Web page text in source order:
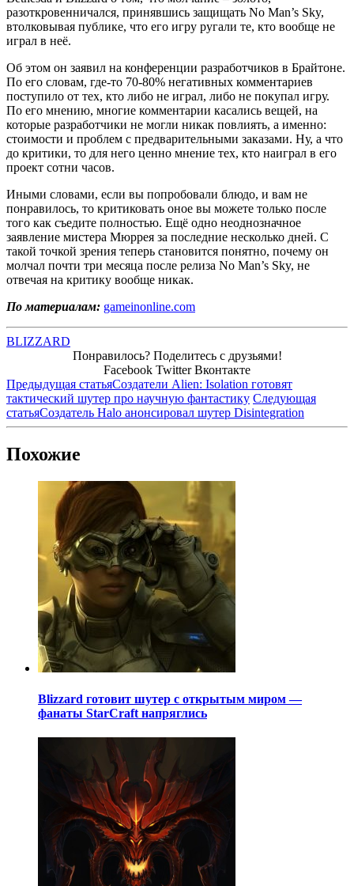
разоткровенничался, принявшись защищать No Man’s Sky,
втолковывая публике, что его игру ругали те, кто вообще не
играл в неё.
Об этом он заявил на конференции разработчиков в Брайтоне.
По его словам, где-то 70-80% негативных комментариев
поступило от тех, кто либо не играл, либо не покупал игру.
По его мнению, многие комментарии касались вещей, на
которые разработчики не могли никак повлиять, а именно:
стоимости и проблем с предварительными заказами. Ну, а что
до критики, то для него ценно мнение тех, кто наиграл в его
проект сотни часов.
Иными словами, если вы попробовали блюдо, и вам не
понравилось, то критиковать оное вы можете только после
того как съедите полностью. Ещё одно неоднозначное
заявление мистера Мюррея за последние несколько дней. С
такой точкой зрения теперь становится понятно, почему он
молчал почти три месяца после релиза No Man’s Sky, не
отвечая на критику вообще никак.
По материалам: gameinonline.com
BLIZZARD
Понравилось? Поделитесь с друзьями!
Facebook Twitter Вконтакте
Предыдущая статьяСоздатели Alien: Isolation готовят
тактический шутер про научную фантастику Следующая
статьяСоздатель Halo анонсировал шутер Disintegration
Похожие
Blizzard готовит шутер с открытым миром —
фанаты StarCraft напряглись